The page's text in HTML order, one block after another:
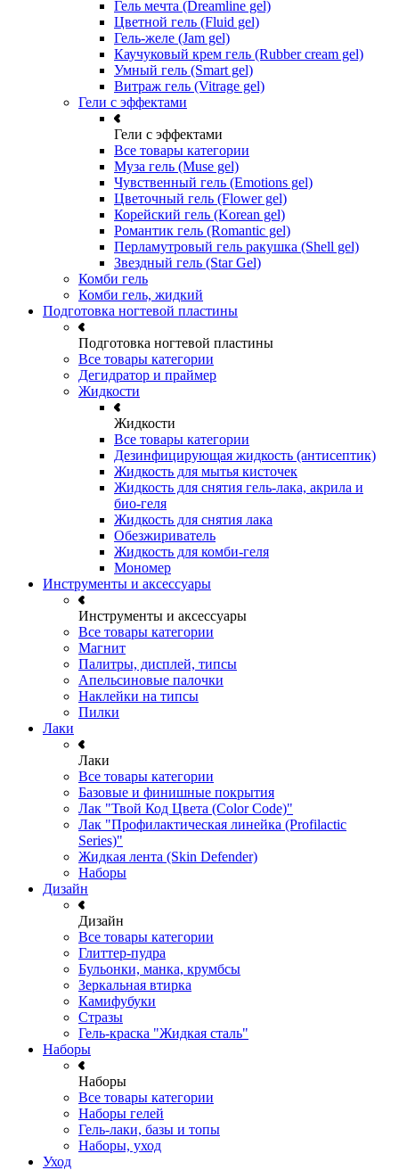
Гель мечта (Dreamline gel)
Цветной гель (Fluid gel)
Гель-желе (Jam gel)
Каучуковый крем гель (Rubber cream gel)
Умный гель (Smart gel)
Витраж гель (Vitrage gel)
Гели с эффектами
Гели с эффектами
Все товары категории
Муза гель (Muse gel)
Чувственный гель (Emotions gel)
Цветочный гель (Flower gel)
Корейский гель (Korean gel)
Романтик гель (Romantic gel)
Перламутровый гель ракушка (Shell gel)
Звездный гель (Star Gel)
Комби гель
Комби гель, жидкий
Подготовка ногтевой пластины
Подготовка ногтевой пластины
Все товары категории
Дегидратор и праймер
Жидкости
Жидкости
Все товары категории
Дезинфицирующая жидкость (антисептик)
Жидкость для мытья кисточек
Жидкость для снятия гель-лака, акрила и
био-геля
Жидкость для снятия лака
Обезжириватель
Жидкость для комби-геля
Мономер
Инструменты и аксессуары
Инструменты и аксессуары
Все товары категории
Магнит
Палитры, дисплей, типсы
Апельсиновые палочки
Наклейки на типсы
Пилки
Лаки
Лаки
Все товары категории
Базовые и финишные покрытия
Лак "Твой Код Цвета (Color Code)"
Лак "Профилактическая линейка (Profilactic
Series)"
Жидкая лента (Skin Defender)
Наборы
Дизайн
Дизайн
Все товары категории
Глиттер-пудра
Бульонки, манка, крумбсы
Зеркальная втирка
Камифубуки
Стразы
Гель-краска "Жидкая сталь"
Наборы
Наборы
Все товары категории
Наборы гелей
Гель-лаки, базы и топы
Наборы, уход
Уход